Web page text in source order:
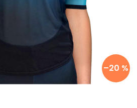
–20 %